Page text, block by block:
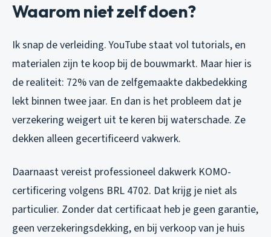
Waarom niet zelf doen?
Ik snap de verleiding. YouTube staat vol tutorials, en
materialen zijn te koop bij de bouwmarkt. Maar hier is
de realiteit: 72% van de zelfgemaakte dakbedekking
lekt binnen twee jaar. En dan is het probleem dat je
verzekering weigert uit te keren bij waterschade. Ze
dekken alleen gecertificeerd vakwerk.
Daarnaast vereist professioneel dakwerk KOMO-
certificering volgens BRL 4702. Dat krijg je niet als
particulier. Zonder dat certificaat heb je geen garantie,
geen verzekeringsdekking, en bij verkoop van je huis